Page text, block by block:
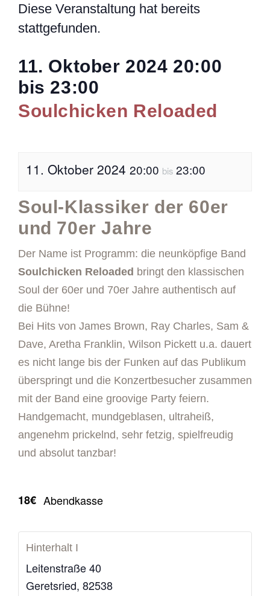
Diese Veranstaltung hat bereits
stattgefunden.
11. Oktober 2024 20:00
bis 23:00
Soulchicken Reloaded
11. Oktober 2024 20:00 bis 23:00
Soul-Klassiker der 60er
und 70er Jahre
Der Name ist Programm: die neunköpfige Band
Soulchicken Reloaded bringt den klassischen
Soul der 60er und 70er Jahre authentisch auf
die Bühne!
Bei Hits von James Brown, Ray Charles, Sam &
Dave, Aretha Franklin, Wilson Pickett u.a. dauert
es nicht lange bis der Funken auf das Publikum
überspringt und die Konzertbesucher zusammen
mit der Band eine groovige Party feiern.
Handgemacht, mundgeblasen, ultraheiß,
angenehm prickelnd, sehr fetzig, spielfreudig
und absolut tanzbar!
18€ Abendkasse
Hinterhalt I
Leitenstraße 40
Geretsried, 82538